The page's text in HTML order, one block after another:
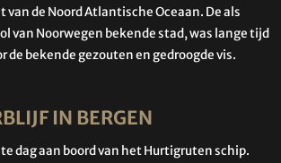
de Noord Atlantische Oceaan. De als
van Noorwegen bekende stad, was lange tijd
de bekende gezouten en gedroogde vis.
IN BERGEN
dag aan boord van het Hurtigruten schip.